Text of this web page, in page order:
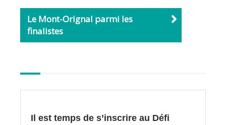
k
Le Mont-Orignal parmi les
finalistes
articles
Il est temps de s’inscrire au Défi